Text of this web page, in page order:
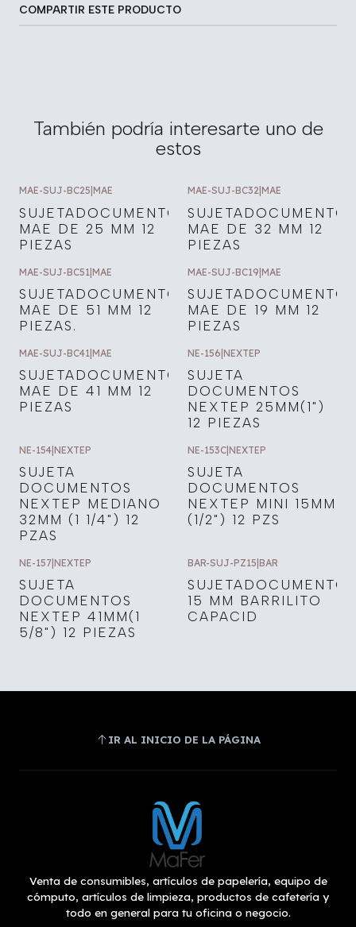
COMPARTIR ESTE PRODUCTO
También podría interesarte uno de
estos
MAE-SUJ-BC25 MAE
SUJETADOCUMENTOS
MAE DE 25 MM 12
PIEZAS
MAE-SUJ-BC32 MAE
SUJETADOCUMENTOS
MAE DE 32 MM 12
PIEZAS
MAE-SUJ-BC51|MAE
SUJETADOCUMENTOS
MAE DE 51 MM 12
PIEZAS.
MAE-SUJ-BC19|MAE
SUJETADOCUMENTOS
MAE DE 19 MM 12
PIEZAS
MAE-SUJ-BC41 MAE
SUJETADOCUMENTOS
MAE DE 41 MM 12
PIEZAS
NE-156 NEXTEP
SUJETA
DOCUMENTOS
NEXTEP 25MM(1")
12 PIEZAS
NE-154 NEXTEP
SUJETA
DOCUMENTOS
NEXTEP MEDIANO
32MM (1 1/4") 12
PZAS
NE-153C NEXTEP
SUJETA
DOCUMENTOS
NEXTEP MINI 15MM
(1/2") 12 PZS
NE-157 NEXTEP
SUJETA
DOCUMENTOS
NEXTEP 41MM(1
5/8") 12 PIEZAS
BAR-SUJ-PZ15 BAR
SUJETADOCUMENTOS
15 MM BARRILITO
CAPACID
IR AL INICIO DE LA PÁGINA
Venta de consumibles, artículos de papelería, equipo de
cómputo, artículos de limpieza, productos de cafetería y
todo en general para tu oficina o negocio.